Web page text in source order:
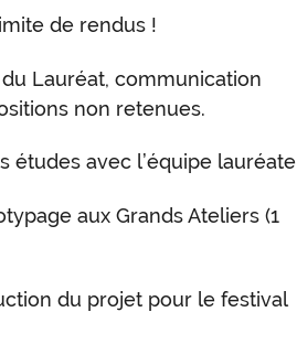
de rendus !
Lauréat, communication
non retenues.
avec l’équipe lauréate
aux Grands Ateliers (1
du projet pour le festival